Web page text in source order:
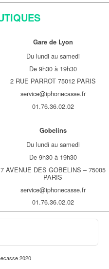
Gare de Lyon
Du lundi au samedi
De 9h30 à 19h30
2 RUE PARROT 75012 PARIS
service@iphonecasse.fr
01.76.36.02.02
Gobelins
Du lundi au samedi
De 9h30 à 19h30
7 AVENUE DES GOBELINS – 75005
PARIS
service@iphonecasse.fr
01.76.36.02.02
2020